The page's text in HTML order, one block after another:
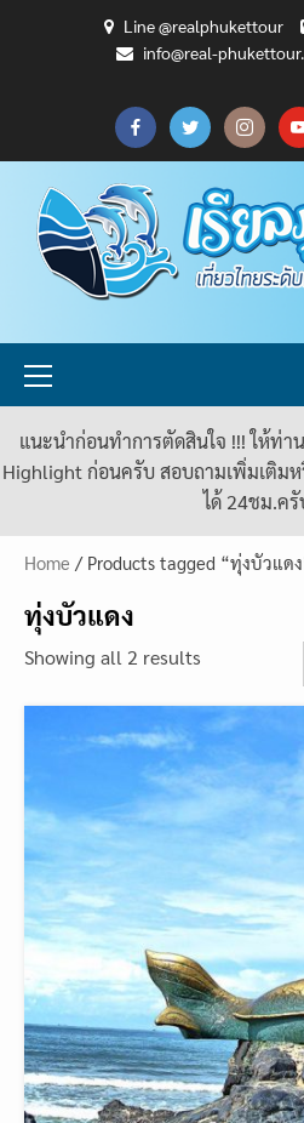
Line @realphukettour
info@real-
CART
MY
PAGE
ทัวร์
ทั้ง
บ
ท่อ
เที่
ยิ
ต้
สู่
Primary
แนะนำก่อนทำการตัดสินใจ !!! ให้ท่า
Highlight ก่อนครับ สอบถามเพิ่มเติม
ได้ 24ชม.ค
Home / Products tagged “ทุ่งบัวแด
ทุ่งบัวแดง
Showing all 2 results